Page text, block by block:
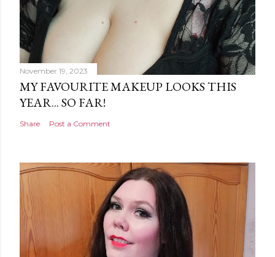
November 19, 2023
MY FAVOURITE MAKEUP LOOKS THIS
YEAR... SO FAR!
Share Post a Comment